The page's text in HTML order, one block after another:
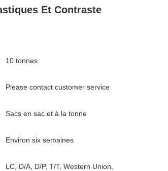
Et Contraste
10 tonnes
Please contact customer service
Sacs en sac et à la tonne
Environ six semaines
LC, D/A, D/P, T/T, Western Union,